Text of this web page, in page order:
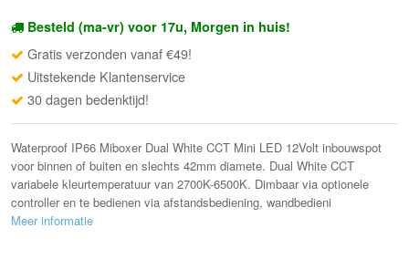
Besteld (ma-vr) voor 17u, Morgen in huis!
Gratis verzonden vanaf €49!
Uitstekende Klantenservice
30 dagen bedenktijd!
Waterproof IP66 Miboxer Dual White CCT Mini LED 12Volt inbouwspot
voor binnen of buiten en slechts 42mm diamete. Dual White CCT
variabele kleurtemperatuur van 2700K-6500K. Dimbaar via optionele
controller en te bedienen via afstandsbediening, wandbedieni
Meer informatie